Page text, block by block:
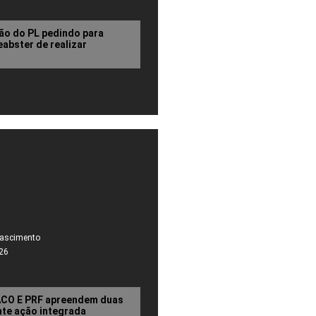
do PL pedindo para
de realizar
E PRF apreendem duas
ação integrada